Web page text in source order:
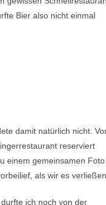
Bier also nicht einmal
damit natürlich nicht.
reserviert
einem gemeinsamen Foto
als wir es verließen.
ich noch von der